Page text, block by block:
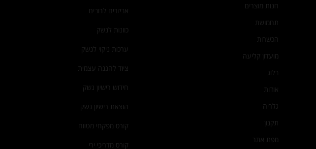
חנות מוצרים
תחמושת
הכשרות
מועדון קליעה
בלוג
אודות
גלריה
תקנון
מפת אתר
אביזרים לרובים
כוונות לנשק
ערכות ניקוי לנשק
ציוד להגנה עצמית
חידוש רישיון נשק
הוצאת רישיון נשק
קורס מפקחי מטווח
קורס מדריכי ירי